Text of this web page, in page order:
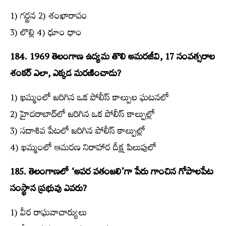
1) గర్జన 2) శంఖారావం
3) లొల్లి 4) ధూం ధాం
184. 1969 తెలంగాణ ఉద్యమ తొలి అమరజీవి, 17 సంవత్సరాల
శంకర్‌ ఎలా, ఎక్కడ మరణించాడు?
1) ఖమ్మంలో జరిగిన ఒక పోలీస్‌ కాల్పుల ఘటనలో
2) హైదరాబాద్‌లో జరిగిన ఒక పోలీస్‌ కాల్పుల్లో
3) సదాశివ పేటలో జరిగిన పోలీస్‌ కాల్పుల్లో
4) ఖమ్మంలో ఆమరణ నిరాహార దీక్ష పిలుపులో
185. తెలంగాణలో ‘అపర పతంజలి’గా పేరు గాంచిన గోపాలపేట
సంస్థాన ప్రభువు ఎవరు?
1) వీర రాఘవాచార్యులు